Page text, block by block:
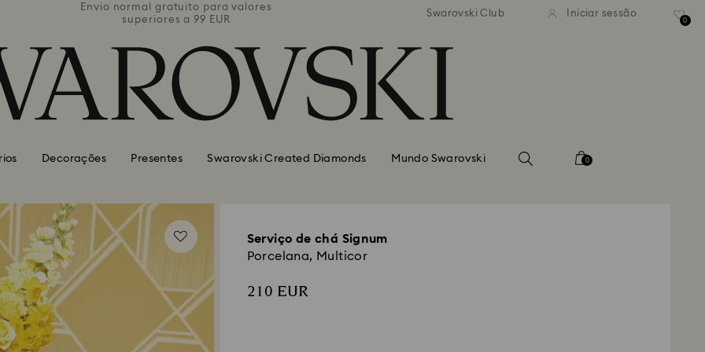
Envio normal gratuito para valores
superiores a 99 EUR
Envio normal gratuito para valores
superiores a 99 EUR
Envio normal gratuito para
superiores a 99 EUR
Swarovski Club Iniciar sessão
0
Decorações Presentes Swarovski Created Diamonds Mundo Swarovski 0
Serviço de chá Signum
Porcelana, Multicor
210 EUR